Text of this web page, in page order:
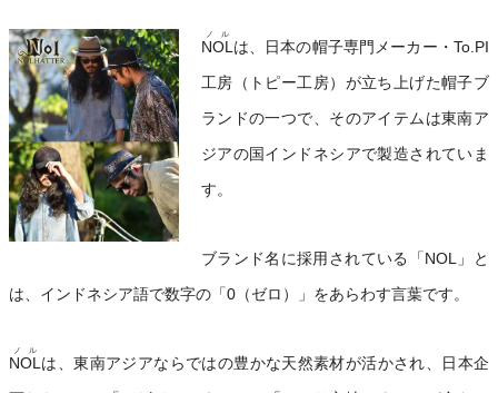
NOL
ノル
は、日本の帽子専門メーカー・To.PI
工房（トピー工房）が立ち上げた帽子ブ
ランドの一つで、そのアイテムは東南ア
ジアの国インドネシアで製造されていま
す。
ブランド名に採用されている「NOL」と
は、インドネシア語で数字の「0（ゼロ）」をあらわす言葉です。
NOL
ノル
は、東南アジアならではの豊かな天然素材が活かされ、日本企